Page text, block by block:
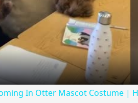
Video
In Otter Mascot Costume |